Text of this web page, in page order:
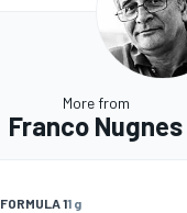
More from
Franco Nugnes
FORMULA 11 g